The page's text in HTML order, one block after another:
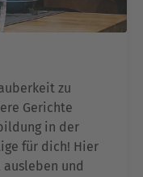
zu
Gerichte
in der
für dich! Hier
und